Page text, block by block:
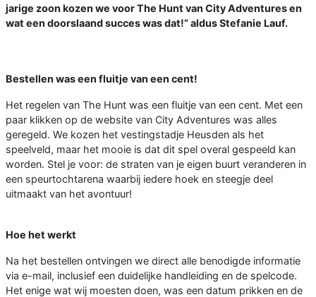
jarige zoon kozen we voor The Hunt van City Adventures en
wat een doorslaand succes was dat!” aldus Stefanie Lauf.
Bestellen was een fluitje van een cent!
Het regelen van The Hunt was een fluitje van een cent. Met een
paar klikken op de website van City Adventures was alles
geregeld. We kozen het vestingstadje Heusden als het
speelveld, maar het mooie is dat dit spel overal gespeeld kan
worden. Stel je voor: de straten van je eigen buurt veranderen in
een speurtochtarena waarbij iedere hoek en steegje deel
uitmaakt van het avontuur!
Hoe het werkt
Na het bestellen ontvingen we direct alle benodigde informatie
via e-mail, inclusief een duidelijke handleiding en de spelcode.
Het enige wat wij moesten doen, was een datum prikken en de